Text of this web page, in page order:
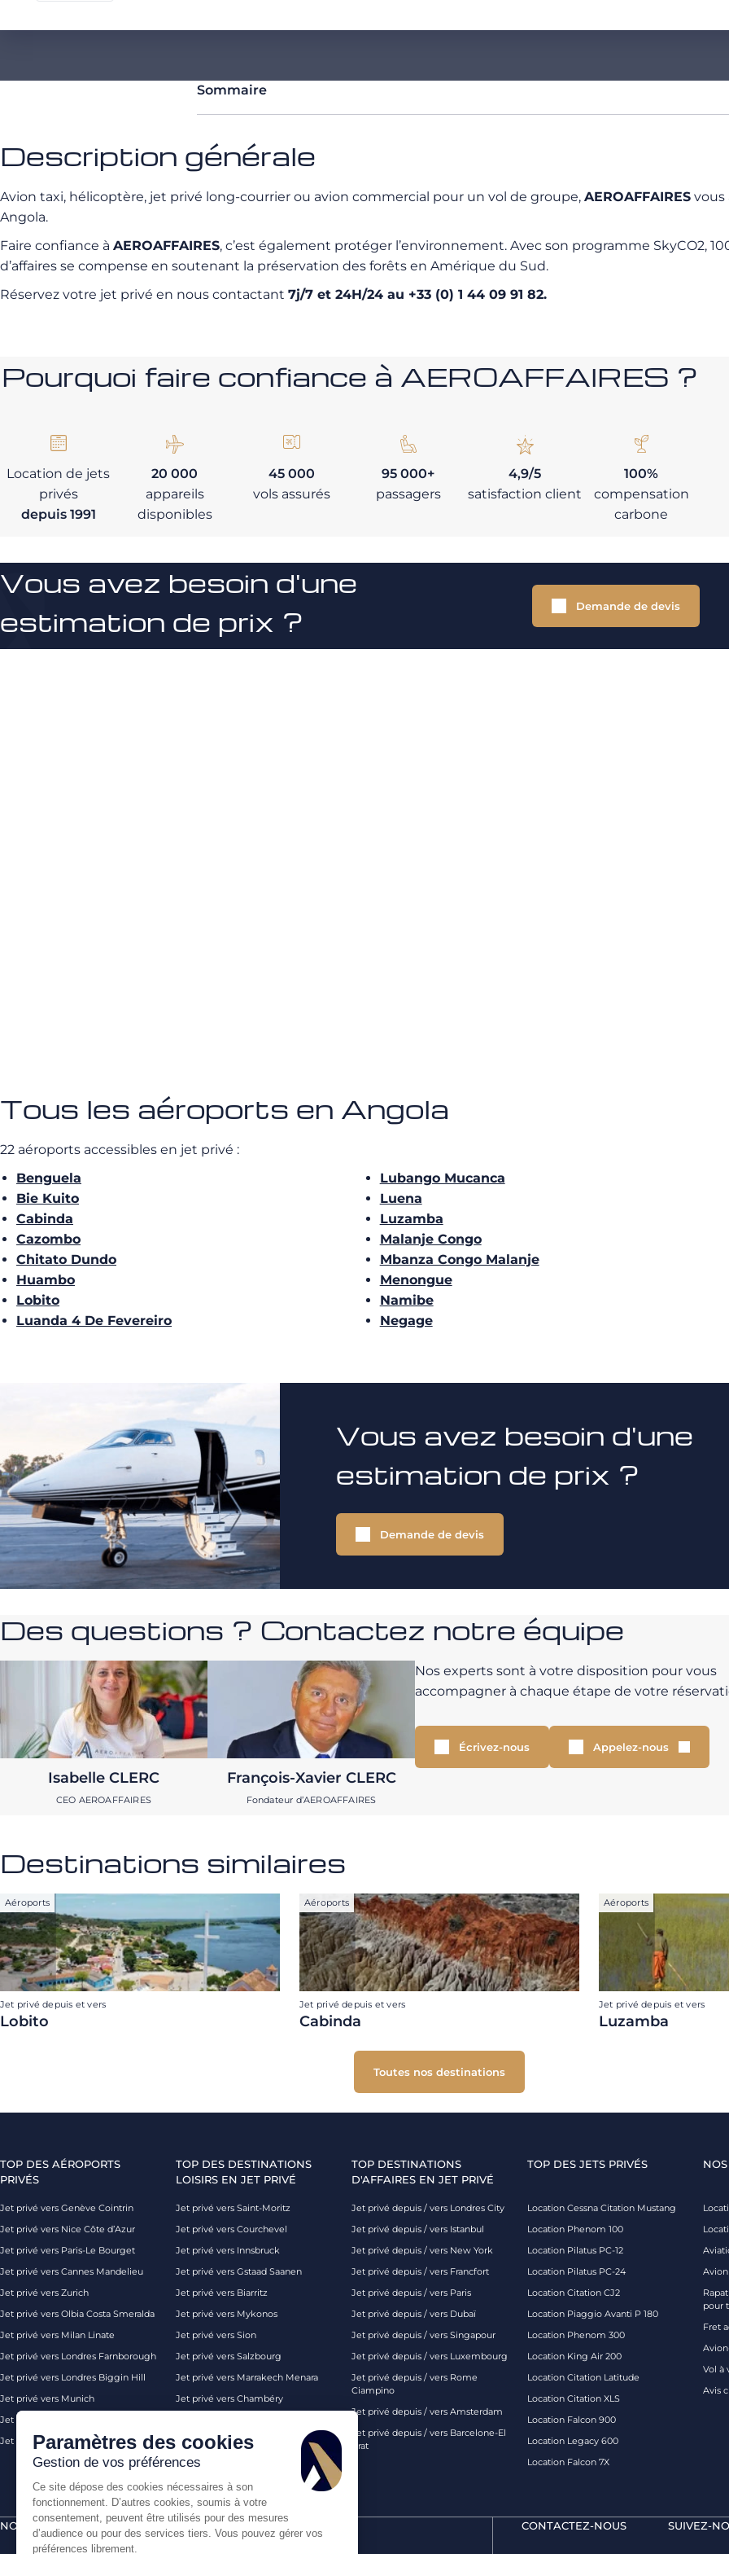
Sommaire
Description générale
Avion taxi, hélicoptère, jet privé long-courrier ou avion commercial pour un vol de groupe, AEROAFFAIRES vous
Angola.
Faire confiance à AEROAFFAIRES, c’est également protéger l’environnement. Avec son programme SkyCO2,
d’affaires se compense en soutenant la préservation des forêts en Amérique du Sud.
Réservez votre jet privé en nous contactant 7j/7 et 24H/24 au +33 (0) 1 44 09 91 82.
Pourquoi faire confiance à AEROAFFAIRES ?
Location de jets
privés
depuis 1991
20 000
appareils
disponibles
45 000
vols assurés
95 000+
passagers
4,9/5
satisfaction client
100%
compensation
carbone
Vous avez besoin d'une
estimation de prix ?
Demande de devis
Tous les aéroports en Angola
22 aéroports accessibles en jet privé :
Benguela
Bie Kuito
Cabinda
Cazombo
Chitato Dundo
Huambo
Lobito
Luanda 4 De Fevereiro
Lubango Mucanca
Luena
Luzamba
Malanje Congo
Mbanza Congo Malanje
Menongue
Namibe
Negage
Vous avez besoin d'une
estimation de prix ?
Demande de devis
Des questions ? Contactez notre équipe
Isabelle CLERC
CEO AEROAFFAIRES
François-Xavier CLERC
Fondateur d’AEROAFFAIRES
Nos experts sont à votre disposition pour vous
accompagner à chaque étape de votre
Écrivez-nous Appelez-nous
Destinations similaires
Aéroports
Jet privé depuis et vers
Lobito
Aéroports
Jet privé depuis et vers
Cabinda
Aéroports
Jet privé depuis et vers
Luzamba
Toutes nos destinations
TOP DES AÉROPORTS
PRIVÉS
Jet privé vers Genève Cointrin
Jet privé vers Nice Côte d’Azur
Jet privé vers Paris-Le Bourget
Jet privé vers Cannes Mandelieu
Jet privé vers Zurich
Jet privé vers Olbia Costa Smeralda
Jet privé vers Milan Linate
Jet privé vers Londres Farnborough
Jet privé vers Londres Biggin Hill
Jet privé vers Munich
Jet privé vers Monaco
Jet privé vers Palma de Majorque
TOP DES DESTINATIONS
LOISIRS EN JET PRIVÉ
Jet privé vers Saint-Moritz
Jet privé vers Courchevel
Jet privé vers Innsbruck
Jet privé vers Gstaad Saanen
Jet privé vers Biarritz
Jet privé vers Mykonos
Jet privé vers Sion
Jet privé vers Salzbourg
Jet privé vers Marrakech Menara
Jet privé vers Chambéry
Jet privé vers Londres
TOP DESTINATIONS
D'AFFAIRES EN JET PRIVÉ
Jet privé depuis / vers Londres City
Jet privé depuis / vers Istanbul
Jet privé depuis / vers New York
Jet privé depuis / vers Francfort
Jet privé depuis / vers Paris
Jet privé depuis / vers Dubaï
Jet privé depuis / vers Singapour
Jet privé depuis / vers Luxembourg
Jet privé depuis / vers Rome
Ciampino
Jet privé depuis / vers Amsterdam
Jet privé depuis / vers Barcelone-El
Prat
TOP DES JETS PRIVÉS
Location Cessna Citation Mustang
Location Phenom 100
Location Pilatus PC-12
Location Pilatus PC-24
Location Citation CJ2
Location Piaggio Avanti P 180
Location Phenom 300
Location King Air 200
Location Citation Latitude
Location Citation XLS
Location Falcon 900
Location Legacy 600
Location Falcon 7X
pour
Fret
Vol à
Avis
NOS CERTIFICATIONS PAIEMENTS SÉCURISÉS PAR CONTACTEZ-NOUS SUIVEZ-
Paramètres des cookies
Gestion de vos préférences
Ce site dépose des cookies nécessaires à son
fonctionnement. D’autres cookies, soumis à votre
consentement, peuvent être utilisés pour des mesures
d’audience ou pour des services tiers. Vous pouvez gérer vos
préférences librement.